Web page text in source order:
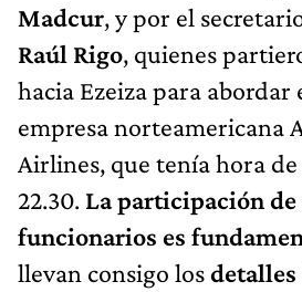
Madcur, y por el
Raúl Rigo, quienes
hacia Ezeiza para abordar
empresa norteamericana
Airlines, que tenía hora de
22.30. La participación de
funcionarios es
llevan consigo losdetalles